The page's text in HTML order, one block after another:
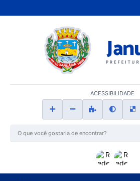
ACESSIBILIDADE